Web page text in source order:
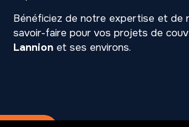
Bénéficiez de notre expertise et de
savoir-faire pour vos projets de
Lannion et ses environs.